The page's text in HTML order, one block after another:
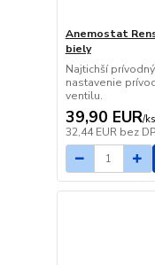
Anemostat
biely
Najtichší
nastavenie
ventilu.
39,90 EUR/ks
32,44 EUR bez